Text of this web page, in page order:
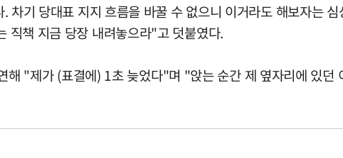
기 당대표 지지 흐름을 바꿀 수 없으니 이거라도 해보자는
직책 지금 당장 내려놓으라"고 덧붙였다.
"제가 (표결에) 1초 늦었다"며 "앉는 순간 제 옆자리에 있던